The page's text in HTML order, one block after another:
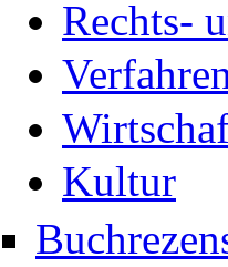
Rechts-
Kultur